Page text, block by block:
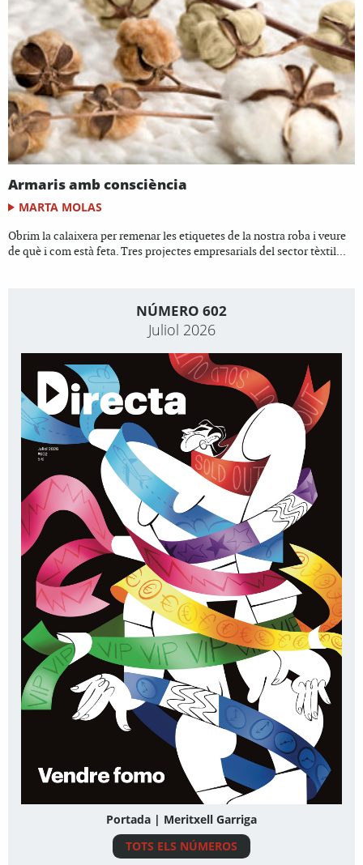
Armaris amb consciència
MARTA MOLAS
Obrim la calaixera per remenar les etiquetes de la nostra roba i veure
de què i com està feta. Tres projectes empresarials del sector tèxtil...
NÚMERO 602
Juliol 2026
Portada | Meritxell Garriga
TOTS ELS NÚMEROS